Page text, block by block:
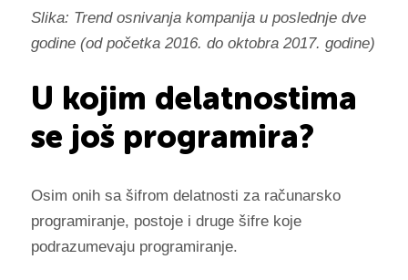
Slika: Trend osnivanja kompanija u poslednje dve
godine (od početka 2016. do oktobra 2017. godine)
U kojim delatnostima
se još programira?
Osim onih sa šifrom delatnosti za računarsko
programiranje, postoje i druge šifre koje
podrazumevaju programiranje.